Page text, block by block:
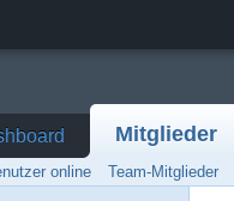
Mitglieder
online Team-Mitglieder